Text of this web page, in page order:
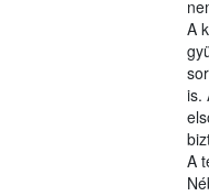
A
is.
A